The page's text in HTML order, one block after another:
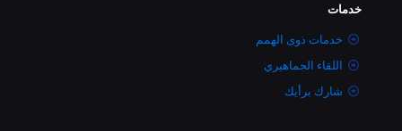
خدمات
خدمات ذوى الهمم
اللقاء الجماهيري
شارك برأيك